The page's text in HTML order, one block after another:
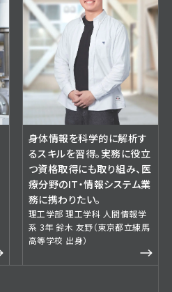
身体情報を科学的に解析す
るスキルを習得。実務に役立
つ資格取得にも取り組み、医
療分野のIT・情報システム業
務に携わりたい。
理工学部 理工学科 人間情報学
系 3年 鈴木 友野（東京都立練馬
高等学校 出身）